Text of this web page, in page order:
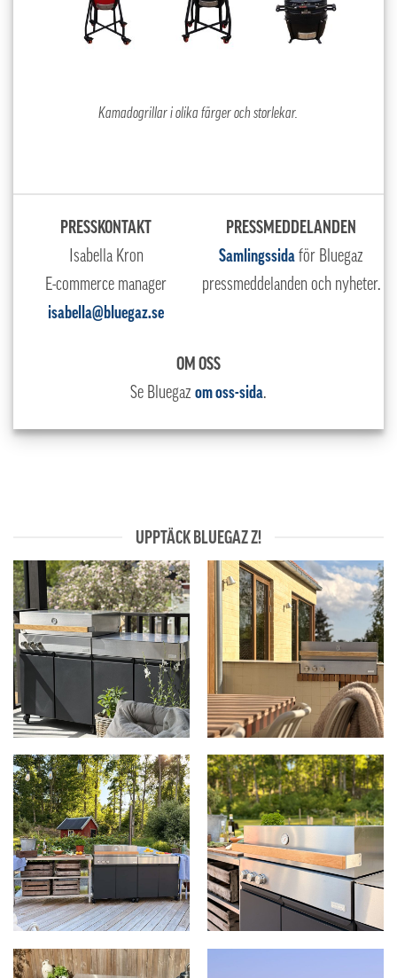
Kamadogrillar i olika färger och storlekar.
PRESSKONTAKT
Isabella Kron
E-commerce manager
isabella@bluegaz.se
PRESSMEDDELANDEN
Samlingssidaför Bluegaz
pressmeddelanden och nyheter.
OM OSS
Se Bluegaz om oss-sida.
UPPTÄCK BLUEGAZ Z!